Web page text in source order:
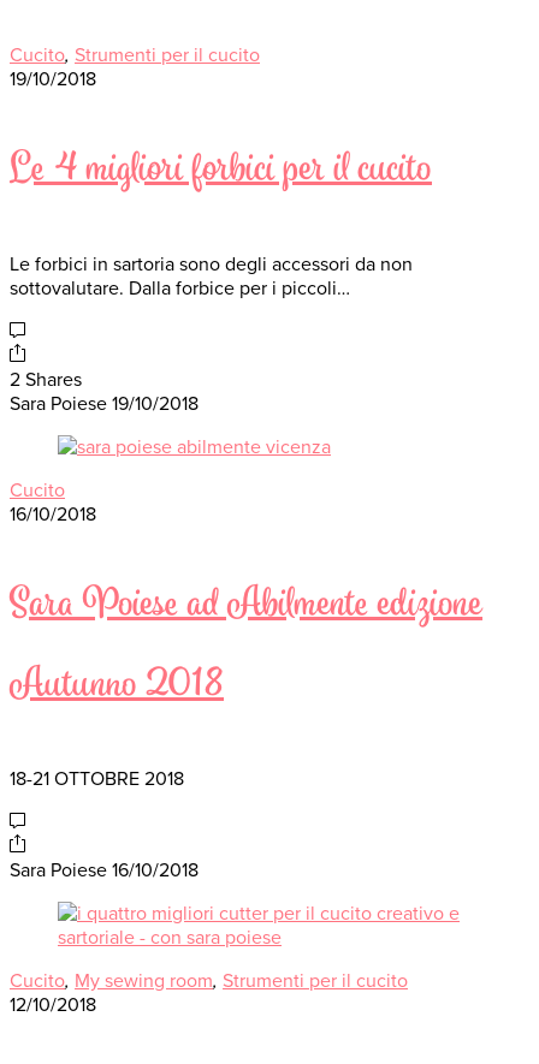
Cucito, Strumenti per il cucito
19/10/2018
Le 4 migliori forbici per il cucito
Le forbici in sartoria sono degli accessori da non
sottovalutare. Dalla forbice per i piccoli…
2 Shares
Sara Poiese 19/10/2018
Cucito
16/10/2018
Sara Poiese ad Abilmente edizione
Autunno 2018
18-21 OTTOBRE 2018
Sara Poiese 16/10/2018
Cucito, My sewing room, Strumenti per il cucito
12/10/2018